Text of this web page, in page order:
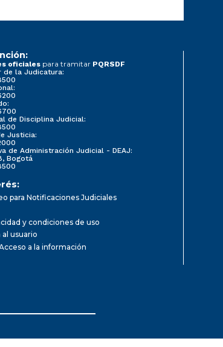
oficiales para tramitar PQRSDF
de la Judicatura:
de Disciplina Judicial:
Justicia:
de Administración Judicial - DEAJ:
Bogotá
para Notificaciones Judiciales
y condiciones de uso
usuario
a la información